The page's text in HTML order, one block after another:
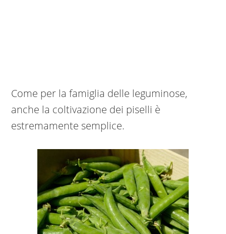
Come per la famiglia delle leguminose,
anche la coltivazione dei piselli è
estremamente semplice.